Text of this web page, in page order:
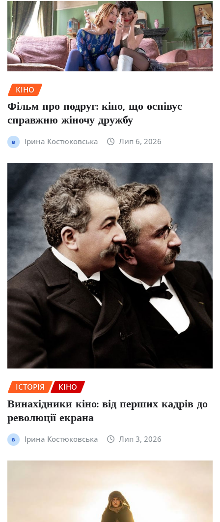
КІНО
Фільм про подруг: кіно, що оспівує
справжню жіночу дружбу
Ірина Костюковська Лип 6, 2026
ІСТОРІЯ КІНО
Винахідники кіно: від перших кадрів до
революції екрана
Ірина Костюковська Лип 3, 2026